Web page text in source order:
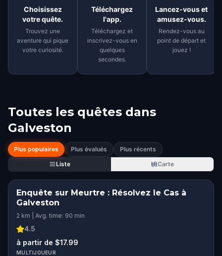
Choisissez
votre quête.
Trouvez une
aventure qui pique
votre curiosité.
Téléchargez
l'app.
Téléchargez et
inscrivez-vous en
quelques
secondes.
Lancez-vous et
amusez-vous.
Rendez-vous au
point de départ et
jouez !
Toutes les quêtes dans
Galveston
Plus populaires Plus évalués
Plus récents
Liste
Carte
Enquête sur Meurtre : Résolvez le Cas à
Galveston
2 km | Avg. time: 90 min
4.5
à partir de $17.99
MULTIJOUEUR